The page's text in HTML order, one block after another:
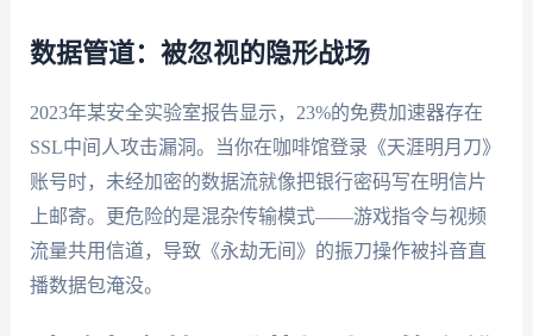
数据管道：被忽视的隐形战场
2023年某安全实验室报告显示，23%的免费加速器存在
SSL中间人攻击漏洞。当你在咖啡馆登录《天涯明月刀》
账号时，未经加密的数据流就像把银行密码写在明信片
上邮寄。更危险的是混杂传输模式——游戏指令与视频
流量共用信道，导致《永劫无间》的振刀操作被抖音直
播数据包淹没。